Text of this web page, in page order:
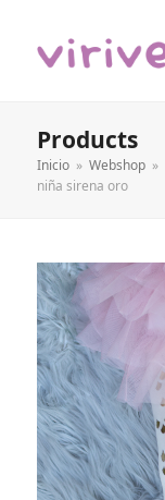
Products
Inicio » Webshop »
niña sirena oro